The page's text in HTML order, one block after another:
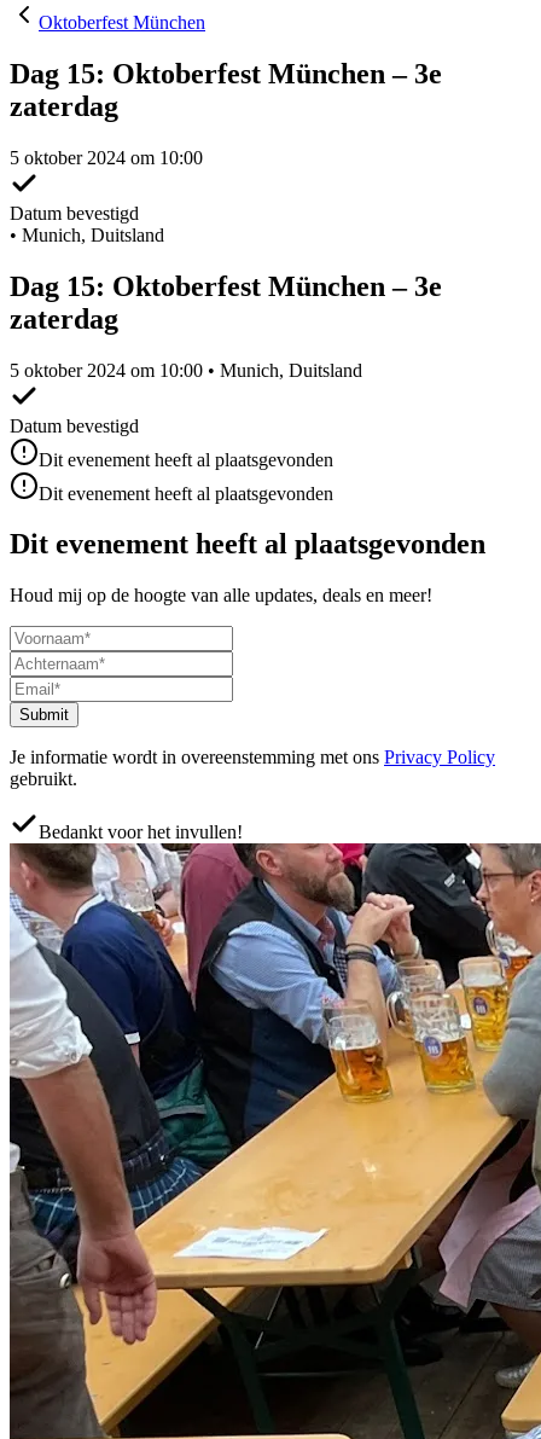
Oktoberfest München
Dag 15: Oktoberfest München – 3e
zaterdag
5 oktober 2024 om 10:00
Datum bevestigd
• Munich, Duitsland
Dag 15: Oktoberfest München – 3e
zaterdag
5 oktober 2024 om 10:00 • Munich, Duitsland
Datum bevestigd
Dit evenement heeft al plaatsgevonden
Dit evenement heeft al plaatsgevonden
Dit evenement heeft al plaatsgevonden
Houd mij op de hoogte van alle updates, deals en meer!
Submit
Je informatie wordt in overeenstemming met ons Privacy Policy
gebruikt.
Bedankt voor het invullen!